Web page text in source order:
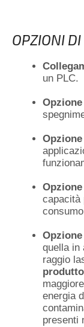
OPZIONI
un PLC.
capacità
quella in
raggio
energia
presenti